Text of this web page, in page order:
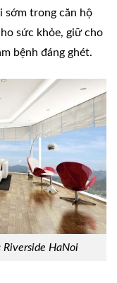
sớm trong căn hộ
sức khỏe, giữ cho
bệnh đáng ghét.
HaNoi